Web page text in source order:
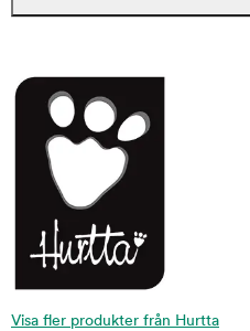
Visa fler produkter från Hurtta